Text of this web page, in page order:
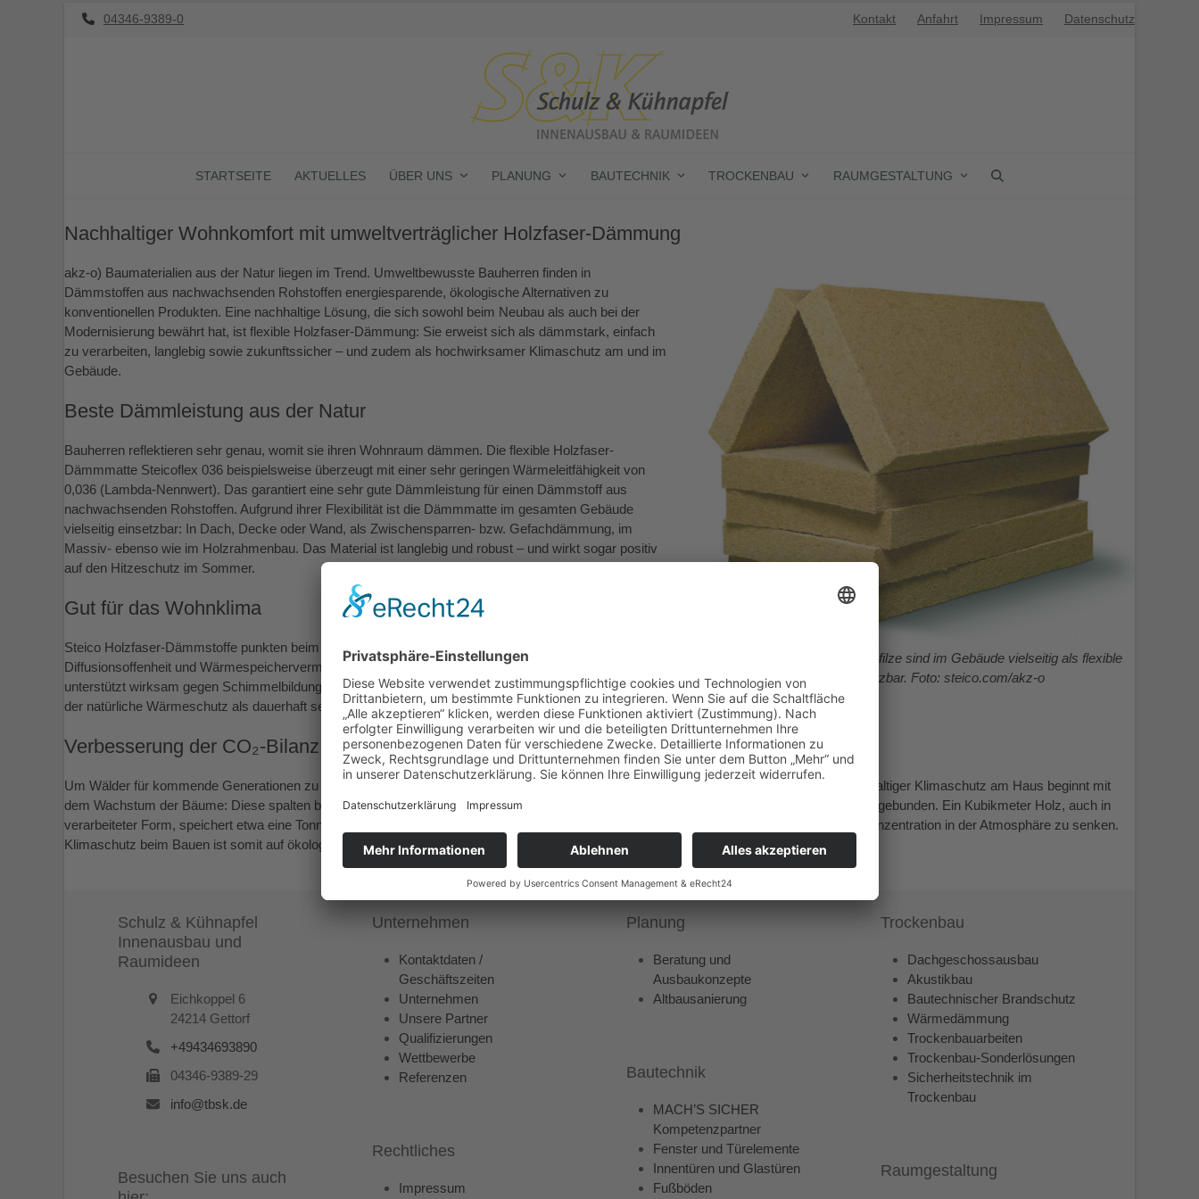
04346-9389-0 Kontakt Anfahrt Impressum Datenschutz
STARTSEITE AKTUELLES ÜBER UNS PLANUNG BAUTECHNIK TROCKENBAU RAUMGESTALTUNG
Nachhaltiger Wohnkomfort mit umweltverträglicher Holzfaser-Dämmung
Ökologische Holzfaser-Dämmfilze sind im Gebäude vielseitig als flexible
Dämmung einsetzbar. Foto: steico.com/akz-o
akz-o) Baumaterialien aus der Natur liegen im Trend. Umweltbewusste Bauherren finden in
Dämmstoffen aus nachwachsenden Rohstoffen energiesparende, ökologische Alternativen zu
konventionellen Produkten. Eine nachhaltige Lösung, die sich sowohl beim Neubau als auch bei der
Modernisierung bewährt hat, ist flexible Holzfaser-Dämmung: Sie erweist sich als dämmstark, einfach
zu verarbeiten, langlebig sowie zukunftssicher – und zudem als hochwirksamer Klimaschutz am und im
Gebäude.
Beste Dämmleistung aus der Natur
Bauherren reflektieren sehr genau, womit sie ihren Wohnraum dämmen. Die flexible Holzfaser-
Dämmmatte Steicoflex 036 beispielsweise überzeugt mit einer sehr geringen Wärmeleitfähigkeit von
0,036 (Lambda-Nennwert). Das garantiert eine sehr gute Dämmleistung für einen Dämmstoff aus
nachwachsenden Rohstoffen. Aufgrund ihrer Flexibilität ist die Dämmmatte im gesamten Gebäude
vielseitig einsetzbar: In Dach, Decke oder Wand, als Zwischensparren- bzw. Gefachdämmung, im
Massiv- ebenso wie im Holzrahmenbau. Das Material ist langlebig und robust – und wirkt sogar positiv
auf den Hitzeschutz im Sommer.
Gut für das Wohnklima
Steico Holzfaser-Dämmstoffe punkten beim Bauherrn mit bauphysikalischen Eigenschaften wie
Diffusionsoffenheit und Wärmespeichervermögen. Die Konstruktion bleibt trocken und geschützt, das
unterstützt wirksam gegen Schimmelbildung. Anders als manch konventionelle Dämmstoffe erweist sich
der natürliche Wärmeschutz als dauerhaft setzungssicher und formstabil. Weitere Informationen finden Sie online unterwww.steico.com
Verbesserung der CO₂-Bilanz
Um Wälder für kommende Generationen zu erhalten, kommt der Rohstoff für die Holzfaser aus verantwortungsvoller Forstwirtschaft. Nachhaltiger Klimaschutz am Haus beginnt mit
dem Wachstum der Bäume: Diese spalten bei der Fotosynthese CO2, Sauerstoff geben sie in die Atmosphäre ab, Kohlenstoff bleibt im Holz gebunden. Ein Kubikmeter Holz, auch in
verarbeiteter Form, speichert etwa eine Tonne des klimaschädlichen Gases. Die Nutzung von Holzfaser-Dämmstoffen hilft also, die CO2-Konzentration in der Atmosphäre zu senken.
Klimaschutz beim Bauen ist somit auf ökologische und natürliche Weise möglich.
Schulz & Kühnapfel
Innenausbau und
Raumideen
Eichkoppel 6
24214 Gettorf
+49434693890
04346-9389-29
info@tbsk.de
Besuchen Sie uns auch
Unternehmen
Kontaktdaten /
Geschäftszeiten
Unternehmen
Unsere Partner
Qualifizierungen
Wettbewerbe
Referenzen
Rechtliches
Impressum
Planung
Beratung und
Ausbaukonzepte
Altbausanierung
Bautechnik
MACH’S SICHER
Kompetenzpartner
Fenster und Türelemente
Innentüren und Glastüren
Fußböden
Trockenbau
Dachgeschossausbau
Akustikbau
Bautechnischer Brandschutz
Wärmedämmung
Trockenbauarbeiten
Trockenbau-Sonderlösungen
Sicherheitstechnik im
Trockenbau
Raumgestaltung